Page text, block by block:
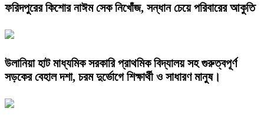
ফরিদপুরের কিশোর নাঈম সেক নিখোঁজ, সন্ধান চেয়ে পরিবারের আকুতি
উলানিয়া হাট মাধ্যমিক সরকারি প্রাথমিক বিদ্যালয় সহ গুরুত্বপূর্ণ
সড়কের বেহাল দশা, চরম দুর্ভোগে শিক্ষার্থী ও সাধারণ মানুষ।